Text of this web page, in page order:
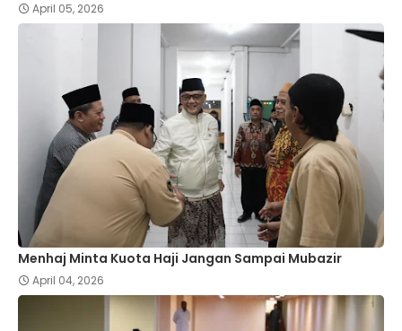
April 05, 2026
Menhaj Minta Kuota Haji Jangan Sampai Mubazir
April 04, 2026